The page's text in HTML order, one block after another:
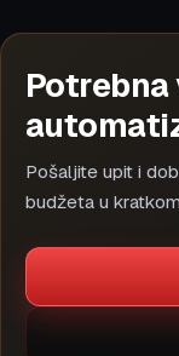
Potrebna
Pošaljite upit i
budžeta u